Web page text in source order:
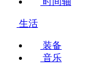
生活
装备
音乐